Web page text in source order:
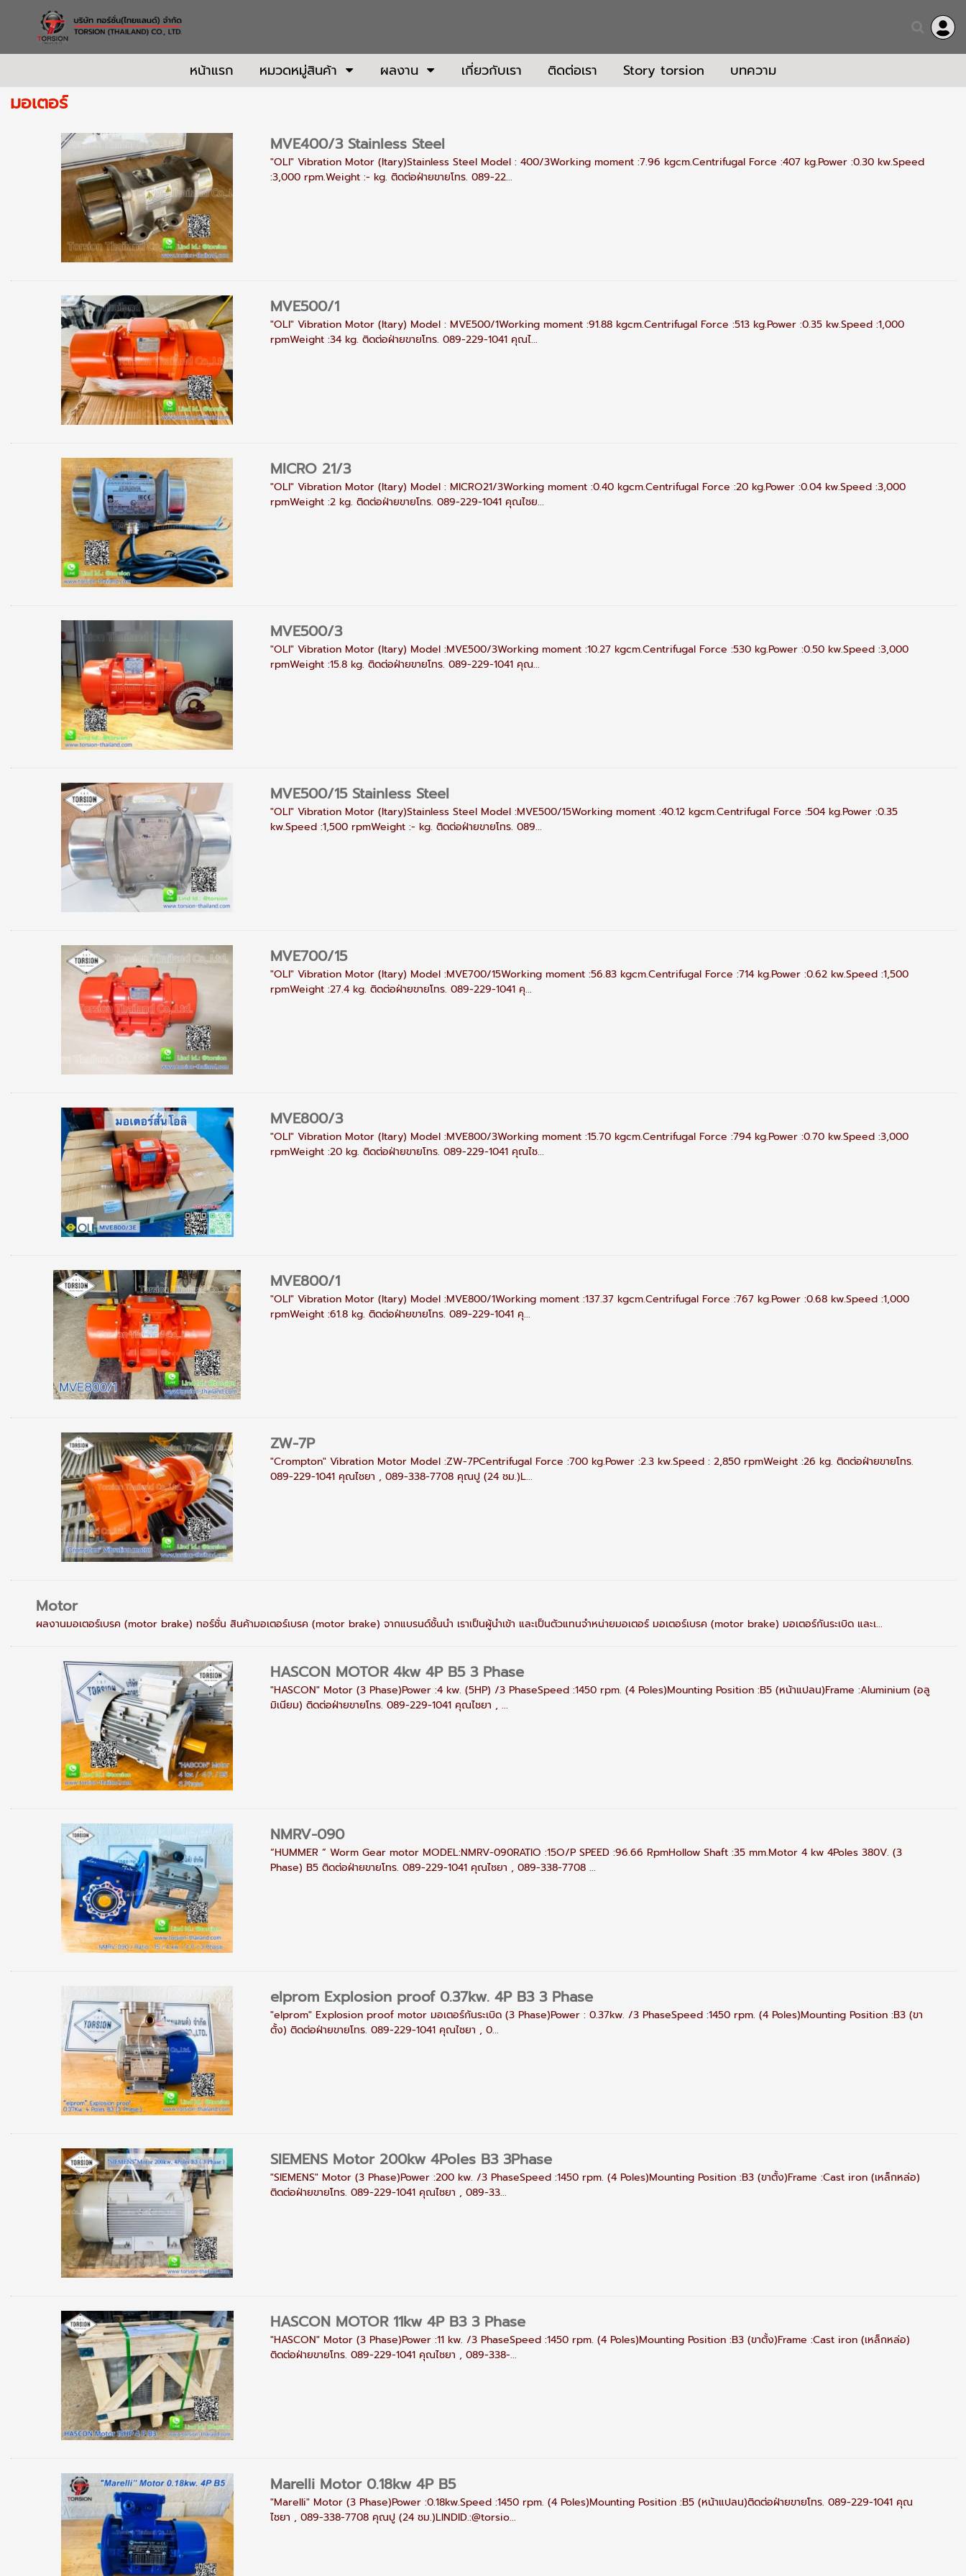
หน้าแรก หมวดหมู่สินค้า ผลงาน เกี่ยวกับเรา ติดต่อเรา Story torsion บทความ
มอเตอร์
MVE400/3 Stainless Steel
"OLI" Vibration Motor (Itary)Stainless Steel Model : 400/3Working moment :7.96 kgcm.Centrifugal Force :407 kg.Power :0.30 kw.Speed
:3,000 rpm.Weight :- kg. ติดต่อฝ่ายขายโทร. 089-22...
MVE500/1
"OLI" Vibration Motor (Itary) Model : MVE500/1Working moment :91.88 kgcm.Centrifugal Force :513 kg.Power :0.35 kw.Speed :1,000
rpmWeight :34 kg. ติดต่อฝ่ายขายโทร. 089-229-1041 คุณไ...
MICRO 21/3
"OLI" Vibration Motor (Itary) Model : MICRO21/3Working moment :0.40 kgcm.Centrifugal Force :20 kg.Power :0.04 kw.Speed :3,000
rpmWeight :2 kg. ติดต่อฝ่ายขายโทร. 089-229-1041 คุณไชย...
MVE500/3
"OLI" Vibration Motor (Itary) Model :MVE500/3Working moment :10.27 kgcm.Centrifugal Force :530 kg.Power :0.50 kw.Speed :3,000
rpmWeight :15.8 kg. ติดต่อฝ่ายขายโทร. 089-229-1041 คุณ...
MVE500/15 Stainless Steel
"OLI" Vibration Motor (Itary)Stainless Steel Model :MVE500/15Working moment :40.12 kgcm.Centrifugal Force :504 kg.Power :0.35
kw.Speed :1,500 rpmWeight :- kg. ติดต่อฝ่ายขายโทร. 089...
MVE700/15
"OLI" Vibration Motor (Itary) Model :MVE700/15Working moment :56.83 kgcm.Centrifugal Force :714 kg.Power :0.62 kw.Speed :1,500
rpmWeight :27.4 kg. ติดต่อฝ่ายขายโทร. 089-229-1041 คุ...
MVE800/3
"OLI" Vibration Motor (Itary) Model :MVE800/3Working moment :15.70 kgcm.Centrifugal Force :794 kg.Power :0.70 kw.Speed :3,000
rpmWeight :20 kg. ติดต่อฝ่ายขายโทร. 089-229-1041 คุณไช...
MVE800/1
"OLI" Vibration Motor (Itary) Model :MVE800/1Working moment :137.37 kgcm.Centrifugal Force :767 kg.Power :0.68 kw.Speed :1,000
rpmWeight :61.8 kg. ติดต่อฝ่ายขายโทร. 089-229-1041 คุ...
ZW-7P
"Crompton" Vibration Motor Model :ZW-7PCentrifugal Force :700 kg.Power :2.3 kw.Speed : 2,850 rpmWeight :26 kg. ติดต่อฝ่ายขายโทร.
089-229-1041 คุณไชยา , 089-338-7708 คุณปู (24 ชม.)L...
Motor
ผลงานมอเตอร์เบรค (motor brake) ทอร์ชั่น สินค้ามอเตอร์เบรค (motor brake) จากแบรนด์ชั้นนำ เราเป็นผู้นำเข้า และเป็นตัวแทนจำหน่ายมอเตอร์ มอเตอร์เบรค (motor brake) มอเตอร์กันระเบิด และเ...
HASCON MOTOR 4kw 4P B5 3 Phase
"HASCON" Motor (3 Phase)Power :4 kw. (5HP) /3 PhaseSpeed :1450 rpm. (4 Poles)Mounting Position :B5 (หน้าแปลน)Frame :Aluminium (อลู
มิเนียม) ติดต่อฝ่ายขายโทร. 089-229-1041 คุณไชยา , ...
NMRV-090
“HUMMER ” Worm Gear motor MODEL:NMRV-090RATIO :15O/P SPEED :96.66 RpmHollow Shaft :35 mm.Motor 4 kw 4Poles 380V. (3
Phase) B5 ติดต่อฝ่ายขายโทร. 089-229-1041 คุณไชยา , 089-338-7708 ...
elprom Explosion proof 0.37kw. 4P B3 3 Phase
"elprom" Explosion proof motor มอเตอร์กันระเบิด (3 Phase)Power : 0.37kw. /3 PhaseSpeed :1450 rpm. (4 Poles)Mounting Position :B3 (ขา
ตั้ง) ติดต่อฝ่ายขายโทร. 089-229-1041 คุณไชยา , 0...
SIEMENS Motor 200kw 4Poles B3 3Phase
"SIEMENS" Motor (3 Phase)Power :200 kw. /3 PhaseSpeed :1450 rpm. (4 Poles)Mounting Position :B3 (ขาตั้ง)Frame :Cast iron (เหล็กหล่อ)
ติดต่อฝ่ายขายโทร. 089-229-1041 คุณไชยา , 089-33...
HASCON MOTOR 11kw 4P B3 3 Phase
"HASCON" Motor (3 Phase)Power :11 kw. /3 PhaseSpeed :1450 rpm. (4 Poles)Mounting Position :B3 (ขาตั้ง)Frame :Cast iron (เหล็กหล่อ)
ติดต่อฝ่ายขายโทร. 089-229-1041 คุณไชยา , 089-338-...
Marelli Motor 0.18kw 4P B5
"Marelli" Motor (3 Phase)Power :0.18kw.Speed :1450 rpm. (4 Poles)Mounting Position :B5 (หน้าแปลน)ติดต่อฝ่ายขายโทร. 089-229-1041 คุณ
ไชยา , 089-338-7708 คุณปู (24 ชม.)LINDID.:@torsio...